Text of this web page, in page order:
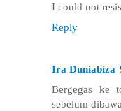
I could not
Reply
Ira Duniabiza
Bergegas ke
sebelum